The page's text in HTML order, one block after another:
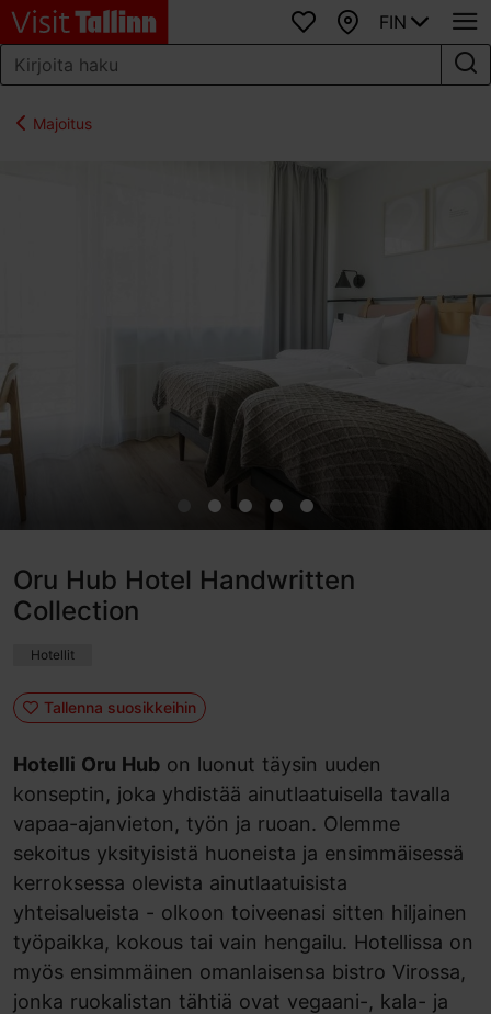
SuosikitKartta
FIN
Majoitus
Oru Hub Hotel Handwritten
Collection
Hotellit
Tallenna suosikkeihin
Hotelli Oru Hub on luonut täysin uuden
konseptin, joka yhdistää ainutlaatuisella tavalla
vapaa-ajanvieton, työn ja ruoan. Olemme
sekoitus yksityisistä huoneista ja ensimmäisessä
kerroksessa olevista ainutlaatuisista
yhteisalueista - olkoon toiveenasi sitten hiljainen
työpaikka, kokous tai vain hengailu. Hotellissa on
myös ensimmäinen omanlaisensa bistro Virossa,
jonka ruokalistan tähtiä ovat vegaani-, kala- ja